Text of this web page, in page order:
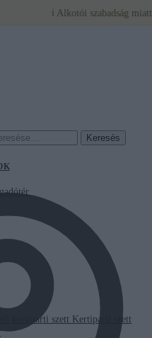
Keresés
Kertiparti szett
ℹ️ Alkotói szabadság miatt